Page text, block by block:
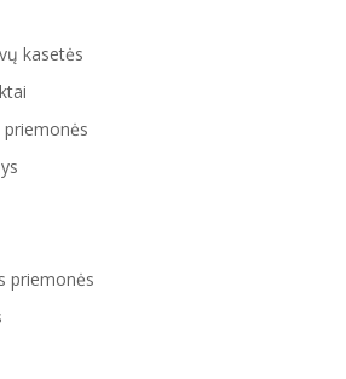
kasetės
priemonės